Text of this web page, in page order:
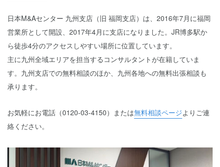
日本M&Aセンター 九州支店（旧 福岡支店）は、2016年7月に福岡
営業所として開設、2017年4月に支店になりました。JR博多駅か
ら徒歩4分のアクセスしやすい場所に位置しています。
主に九州全域エリアを担当するコンサルタントが在籍していま
す。九州支店での無料相談のほか、九州各地への無料出張相談も
承ります。
お気軽にお電話（0120-03-4150）または無料相談ページよりご連
絡ください。